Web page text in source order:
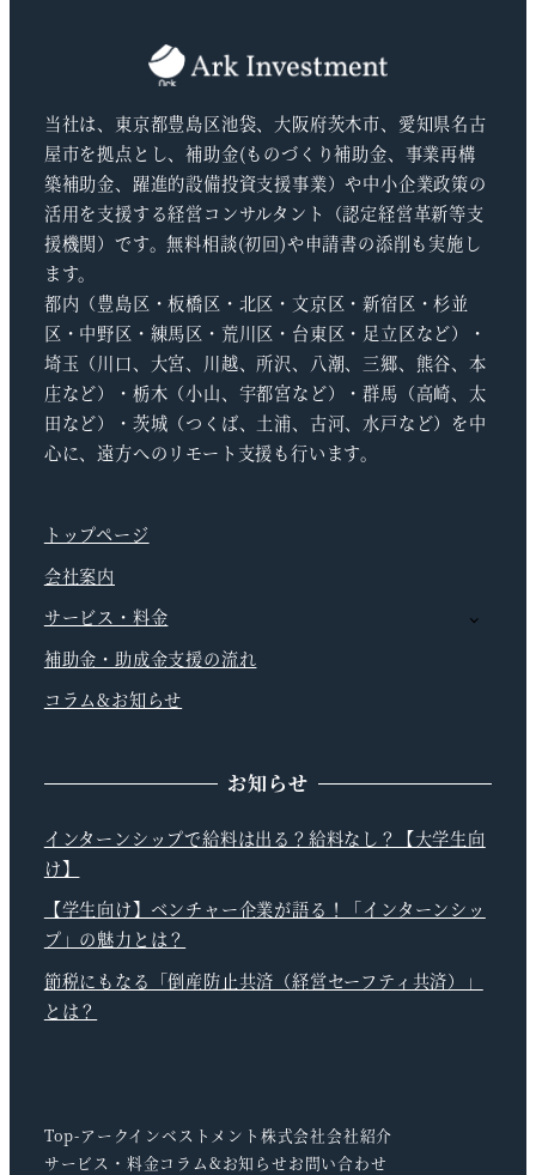
当社は、東京都豊島区池袋、大阪府茨木市、愛知県名古
屋市を拠点とし、補助金(ものづくり補助金、事業再構
築補助金、躍進的設備投資支援事業）や中小企業政策の
活用を支援する経営コンサルタント（認定経営革新等支
援機関）です。無料相談(初回)や申請書の添削も実施し
ます。
都内（豊島区・板橋区・北区・文京区・新宿区・杉並
区・中野区・練馬区・荒川区・台東区・足立区など）・
埼玉（川口、大宮、川越、所沢、八潮、三郷、熊谷、本
庄など）・栃木（小山、宇都宮など）・群馬（高崎、太
田など）・茨城（つくば、土浦、古河、水戸など）を中
心に、遠方へのリモート支援も行います。
トップページ
会社案内
サービス・料金
補助金・助成金支援の流れ
コラム&お知らせ
お知らせ
インターンシップで給料は出る？給料なし？【大学生向
け】
【学生向け】ベンチャー企業が語る！「インターンシッ
プ」の魅力とは？
節税にもなる「倒産防止共済（経営セーフティ共済）」
とは？
Top-アークインベストメント株式会社会社紹介
サービス・料金コラム&お知らせお問い合わせ